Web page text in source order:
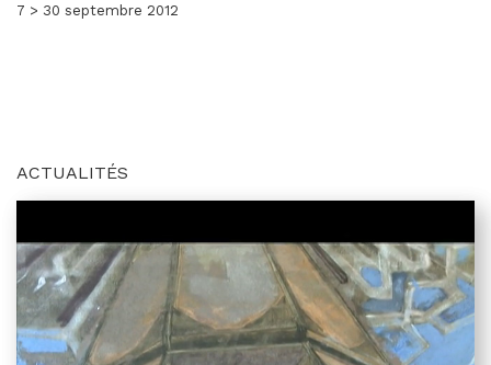
7 > 30 septembre 2012
ACTUALITÉS